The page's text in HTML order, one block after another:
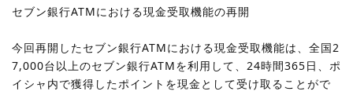
セブン銀行ATMにおける現金受取機能の再開
今回再開したセブン銀行ATMにおける現金受取機能は、全国2
7,000台以上のセブン銀行ATMを利用して、24時間365日、ポ
イシャ内で獲得したポイントを現金として受け取ることがで